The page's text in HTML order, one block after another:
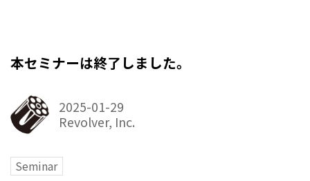
本セミナーは終了しました。
2025-01-29
Revolver, Inc.
Seminar